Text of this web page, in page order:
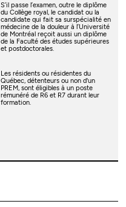
S’il passe l’examen, outre le diplôme
du Collège royal, le candidat ou la
candidate qui fait sa surspécialité en
médecine de la douleur à l’Université
de Montréal reçoit aussi un diplôme
de la Faculté des études supérieures
et postdoctorales.
Les résidents ou résidentes du
Québec, détenteurs ou non d'un
PREM, sont éligibles à un poste
rémunéré de R6 et R7 durant leur
formation.